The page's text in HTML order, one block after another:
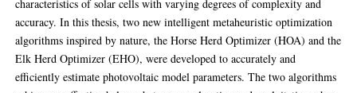
characteristics of solar cells with varying degrees of complexity and
accuracy. In this thesis, two new intelligent metaheuristic optimization
algorithms inspired by nature, the Horse Herd Optimizer (HOA) and the
Elk Herd Optimizer (EHO), were developed to accurately and
efficiently estimate photovoltaic model parameters. The two algorithms